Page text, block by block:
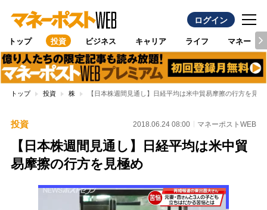
ログイン
トップ 投資 ビジネス キャリア ライフ マネー
トップ 投資 株 【日本株週間見通し】日経平均は米中貿易摩擦の行方を見極
投資 2018.06.24 08:00 マネーポストWEB
【日本株週間見通し】日経平均は米中貿
易摩擦の行方を見極め